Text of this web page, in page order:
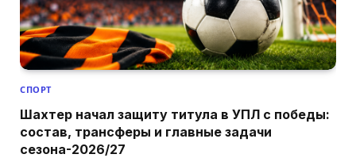
СПОРТ
Шахтер начал защиту титула в УПЛ с победы:
состав, трансферы и главные задачи
сезона-2026/27